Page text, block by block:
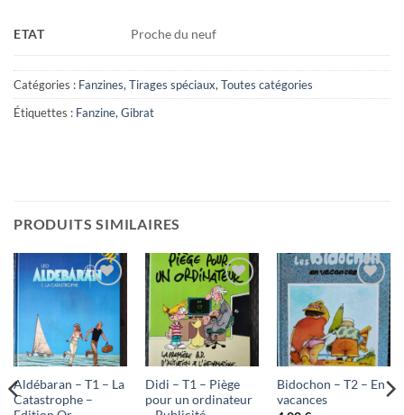
ETAT Proche du neuf
Catégories : Fanzines, Tirages spéciaux, Toutes catégories
Étiquettes : Fanzine, Gibrat
PRODUITS SIMILAIRES
à ma
liste
Aldébaran – T1 – La
Catastrophe –
Ajouter
à ma
liste
Didi – T1 – Piège
pour un ordinateur
Ajouter
à ma
liste
Bidochon – T2 – En
vacances